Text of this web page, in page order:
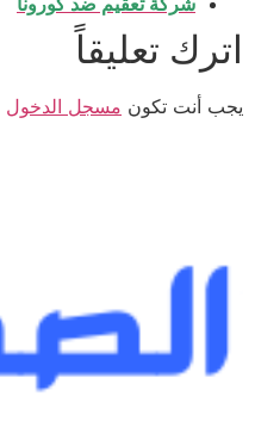
اترك تعليقاً
يجب أنت تكون مسجل الدخول